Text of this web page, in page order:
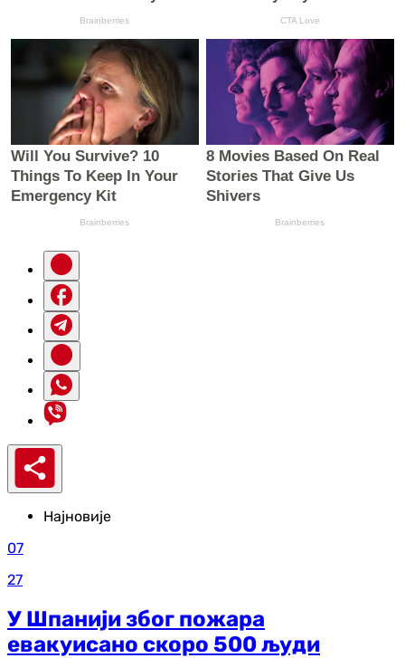
Најновије
07
27
У Шпанији због пожара
евакуисано скоро 500 људи